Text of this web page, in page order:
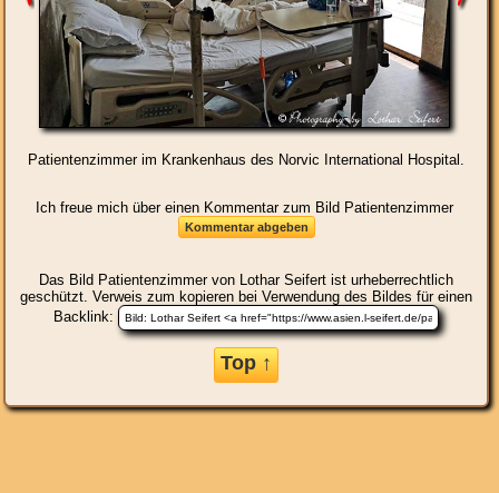
Patientenzimmer im Krankenhaus des Norvic International Hospital.
Ich freue mich über einen Kommentar zum Bild Patientenzimmer
Das Bild Patientenzimmervon Lothar Seifert ist urheberrechtlich
geschützt. Verweis zum kopieren bei Verwendung des Bildes für einen
Backlink:
Top ↑